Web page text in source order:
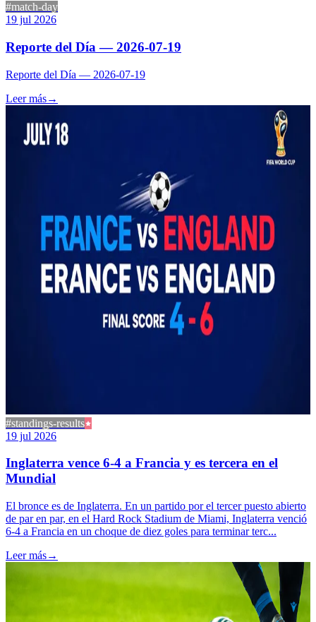
#match-day
19 jul 2026
Reporte del Día — 2026-07-19
Reporte del Día — 2026-07-19
Leer más→
#standings-results
19 jul 2026
Inglaterra vence 6-4 a Francia y es tercera en el
Mundial
El bronce es de Inglaterra. En un partido por el tercer puesto abierto
de par en par, en el Hard Rock Stadium de Miami, Inglaterra venció
6-4 a Francia en un choque de diez goles para terminar terc...
Leer más→